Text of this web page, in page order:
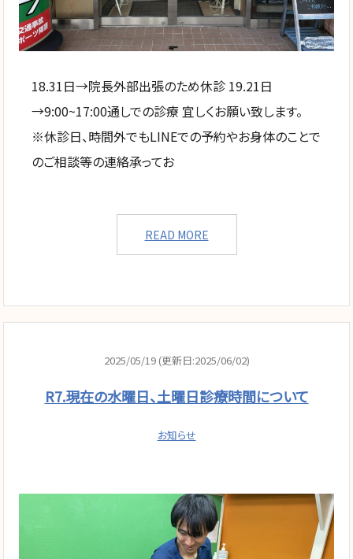
18.31日→院長外部出張のため休診 19.21日
→9:00~17:00通しでの診療 宜しくお願い致します。
※休診日、時間外でもLINEでの予約やお身体のことで
のご相談等の連絡承ってお
READ MORE
2025/05/19 (更新日:2025/06/02)
R7.現在の水曜日、土曜日診療時間について
お知らせ